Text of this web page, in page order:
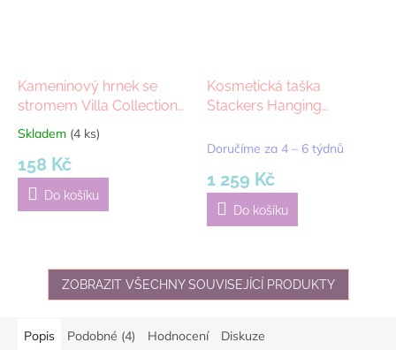
Kameninový hrnek se
stromem Villa Collection
Golden Yellow, 500 ml |
žlutá
Průměrné
produktu
5,0
Skladem (4 ks)
158 Kč
Do košíku
Kosmetická taška
Stackers Hanging
Doručíme za 4 – 6 týdnů
1 259 Kč
Do košíku
ZOBRAZIT VŠECHNY SOUVISEJÍCÍ PRODUKTY
Popis Podobné (4) Hodnocení Diskuze